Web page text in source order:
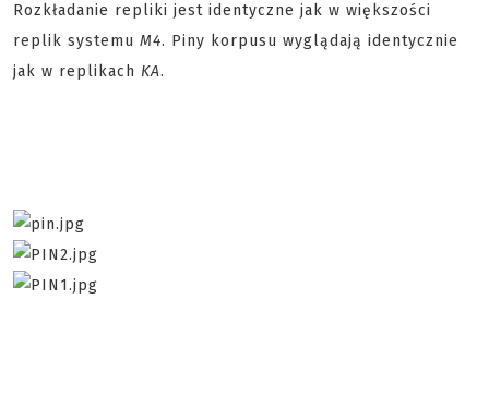
Rozkładanie repliki jest identyczne jak w większości
replik systemu M4. Piny korpusu wyglądają identycznie
jak w replikach KA.